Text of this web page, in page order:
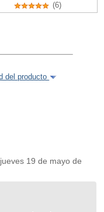
(6)
del producto
19 de mayo de